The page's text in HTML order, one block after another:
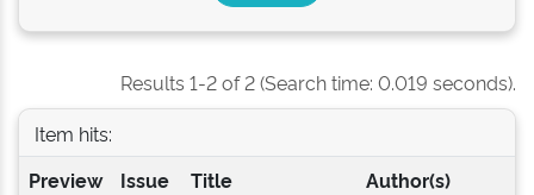
Results 1-2 of 2 (Search time: 0.019 seconds).
Item hits:
Preview
Issue
Title Author(s)